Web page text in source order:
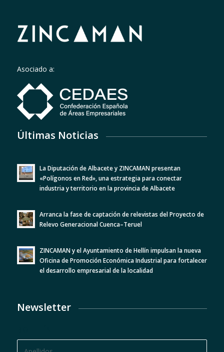
Asociado a:
Últimas Noticias
La Diputación de Albacete y ZINCAMAN presentan
«Polígonos en Red», una estrategia para conectar
industria y territorio en la provincia de Albacete
Arranca la fase de captación de relevistas del Proyecto de
Relevo Generacional Cuenca–Teruel
ZINCAMAN y el Ayuntamiento de Hellín impulsan la nueva
Oficina de Promoción Económica Industrial para fortalecer
el desarrollo empresarial de la localidad
Newsletter